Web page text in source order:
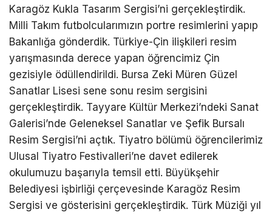
Karagöz Kukla Tasarım Sergisi’ni gerçekleştirdik.
Milli Takım futbolcularımızın portre resimlerini yapıp
Bakanlığa gönderdik. Türkiye-Çin ilişkileri resim
yarışmasında derece yapan öğrencimiz Çin
gezisiyle ödüllendirildi. Bursa Zeki Müren Güzel
Sanatlar Lisesi sene sonu resim sergisini
gerçekleştirdik. Tayyare Kültür Merkezi’ndeki Sanat
Galerisi’nde Geleneksel Sanatlar ve Şefik Bursalı
Resim Sergisi’ni açtık. Tiyatro bölümü öğrencilerimiz
Ulusal Tiyatro Festivalleri’ne davet edilerek
okulumuzu başarıyla temsil etti. Büyükşehir
Belediyesi işbirliği çerçevesinde Karagöz Resim
Sergisi ve gösterisini gerçekleştirdik. Türk Müziği yıl